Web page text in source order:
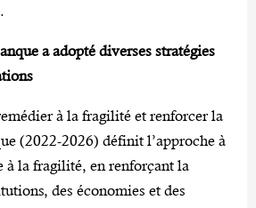
a adopté diverses stratégies
à la fragilité et renforcer la
(2022-2026) définit l’approche à
à la fragilité, en renforçant la
des économies et des